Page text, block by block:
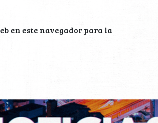
en este navegador para la